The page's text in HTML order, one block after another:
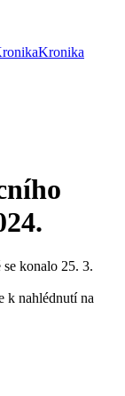
Kronika
se konalo 25. 3.
k nahlédnutí na